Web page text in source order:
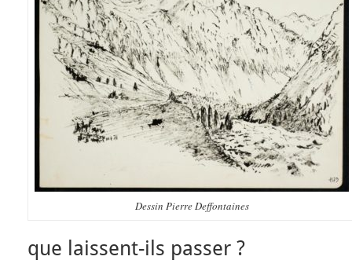
Dessin Pierre Deffontaines
que laissent-ils passer ?